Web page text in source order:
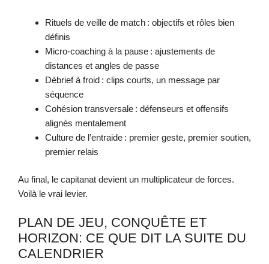
Rituels de veille de match : objectifs et rôles bien
définis
Micro-coaching à la pause : ajustements de
distances et angles de passe
Débrief à froid : clips courts, un message par
séquence
Cohésion transversale : défenseurs et offensifs
alignés mentalement
Culture de l’entraide : premier geste, premier soutien,
premier relais
Au final, le capitanat devient un multiplicateur de forces.
Voilà le vrai levier.
PLAN DE JEU, CONQUÊTE ET
HORIZON: CE QUE DIT LA SUITE DU
CALENDRIER